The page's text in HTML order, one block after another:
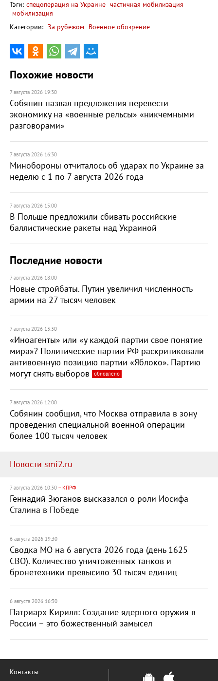
Тэги: спецоперация на Украине частичная мобилизация
мобилизация
Категории: За рубежом Военное обозрение
Похожие новости
7 августа 2026 19:30
Собянин назвал предложения перевести
экономику на «военные рельсы» «никчемными
разговорами»
7 августа 2026 16:30
Минобороны отчиталось об ударах по Украине за
неделю с 1 по 7 августа 2026 года
7 августа 2026 15:00
В Польше предложили сбивать российские
баллистические ракеты над Украиной
Последние новости
7 августа 2026 18:00
Новые стройбаты. Путин увеличил численность
армии на 27 тысяч человек
7 августа 2026 13:30
«Иноагенты» или «у каждой партии свое понятие
мира»? Политические партии РФ раскритиковали
антивоенную позицию партии «Яблоко». Партию
могут снять выборов
обновлено
7 августа 2026 12:00
Собянин сообщил, что Москва отправила в зону
проведения специальной военной операции
более 100 тысяч человек
Новости smi2.ru
7 августа 2026 10:30 – КПРФ
Геннадий Зюганов высказался о роли Иосифа
Сталина в Победе
6 августа 2026 19:30
Сводка МО на 6 августа 2026 года (день 1625
СВО). Количество уничтоженных танков и
бронетехники превысило 30 тысяч единиц
6 августа 2026 16:30
Патриарх Кирилл: Создание ядерного оружия в
России – это божественный замысел
Контакты